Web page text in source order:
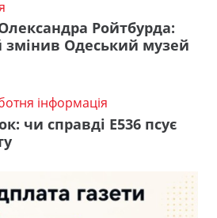
Ройтбурда:
Одеський музей
інформація
чи справді Е536 псує